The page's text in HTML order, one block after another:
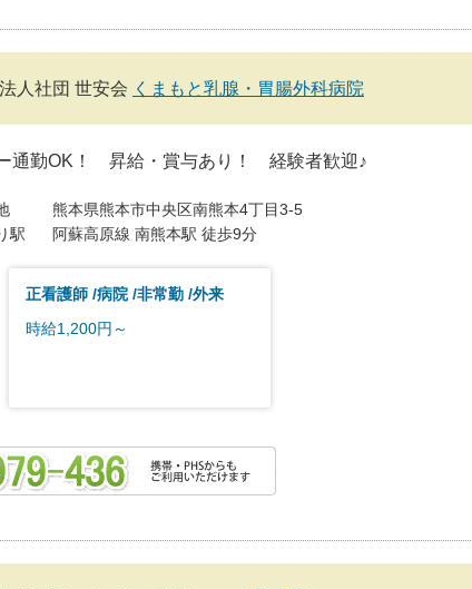
人社団 世安会 くまもと乳腺・胃腸外科病院
通勤OK！ 昇給・賞与あり！ 経験者歓迎♪
熊本県熊本市中央区南熊本4丁目3-5
駅
阿蘇高原線 南熊本駅 徒歩9分
正看護師 病院 非常勤 外来
時給1,200円～